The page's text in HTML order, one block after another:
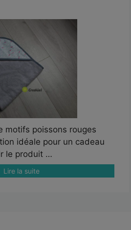
motifs poissons rouges
idéale pour un cadeau
le produit …
Lire la suite